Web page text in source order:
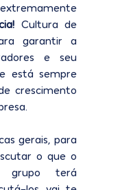
Cultura de
garantir a
e seu
está sempre
crescimento
gerais, para
o que o
grupo terá